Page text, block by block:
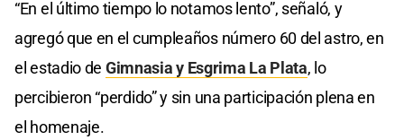
“En el último tiempo lo notamos lento”, señaló, y
agregó que en el cumpleaños número 60 del astro, en
el estadio de Gimnasia y Esgrima La Plata, lo
percibieron “perdido” y sin una participación plena en
el homenaje.